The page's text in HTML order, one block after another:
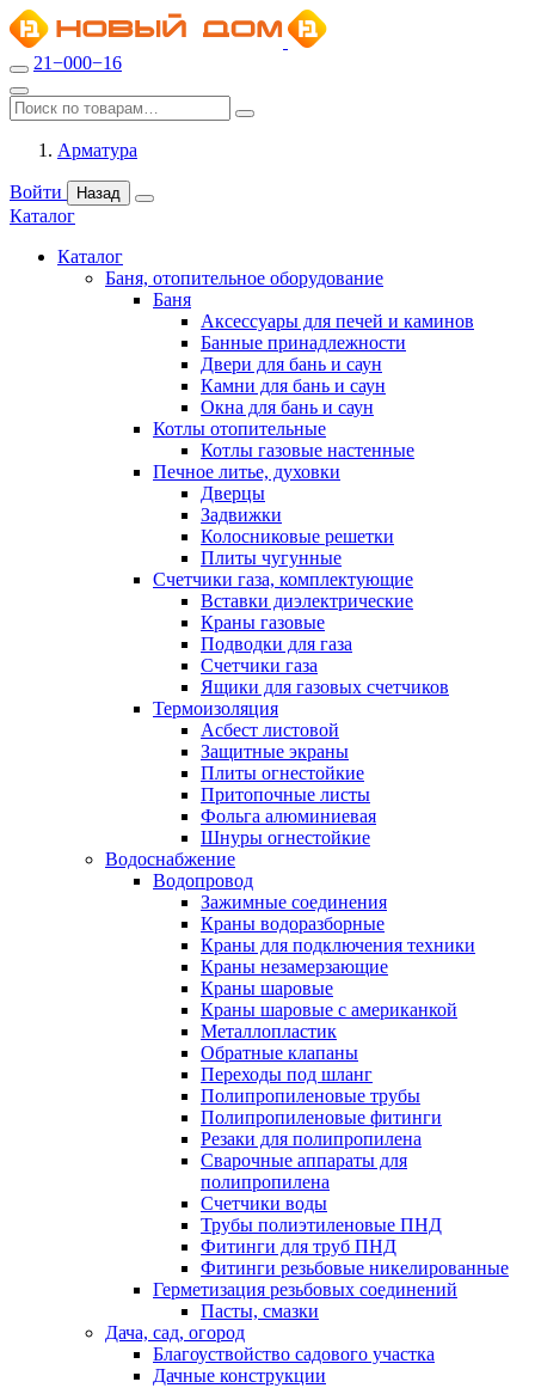
21−000−16
Арматура
Войти Назад
Каталог
Каталог
Баня, отопительное оборудование
Баня
Аксессуары для печей и каминов
Банные принадлежности
Двери для бань и саун
Камни для бань и саун
Окна для бань и саун
Котлы отопительные
Котлы газовые настенные
Печное литье, духовки
Дверцы
Задвижки
Колосниковые решетки
Плиты чугунные
Счетчики газа, комплектующие
Вставки диэлектрические
Краны газовые
Подводки для газа
Счетчики газа
Ящики для газовых счетчиков
Термоизоляция
Асбест листовой
Защитные экраны
Плиты огнестойкие
Притопочные листы
Фольга алюминиевая
Шнуры огнестойкие
Водоснабжение
Водопровод
Зажимные соединения
Краны водоразборные
Краны для подключения техники
Краны незамерзающие
Краны шаровые
Краны шаровые с американкой
Металлопластик
Обратные клапаны
Переходы под шланг
Полипропиленовые трубы
Полипропиленовые фитинги
Резаки для полипропилена
Сварочные аппараты для
полипропилена
Счетчики воды
Трубы полиэтиленовые ПНД
Фитинги для труб ПНД
Фитинги резьбовые никелированные
Герметизация резьбовых соединений
Пасты, смазки
Дача, сад, огород
Благоуствойство садового участка
Дачные конструкции